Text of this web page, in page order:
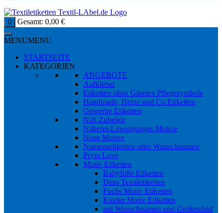
0 Gesamt: 0,00 €
MENUMENU
STARTSEITE
KATEGORIEN
ANGEBOTE
Aufkleber
Etiketten ohne Ginetex Pflegesymbole
Handmade, Herze und Co Etiketten
Gewerbe Etiketten
Näh Zubehör
Näherei-Löwenjunges Motive
Neue Motive
Namensetiketten oder Wunschnamen
Prym Love
Motiv Etiketten
Babyfüße Etiketten
Dino Textiletiketten
Fuchs Motiv Etiketten
Kinder Motiv Etiketten
mit Wunschnamen und Größenfeld